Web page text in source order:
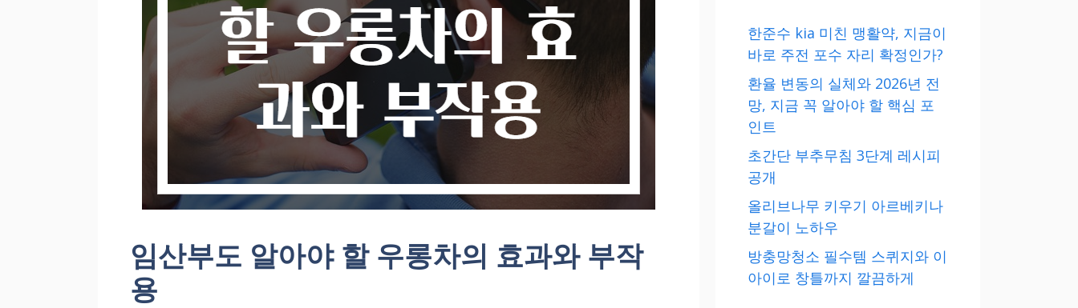
임산부도 알아야 할 우롱차의 효과와 부작
용
한준수 kia 미친 맹활약, 지금이
바로 주전 포수 자리 확정인가?
환율 변동의 실체와 2026년 전
망, 지금 꼭 알아야 할 핵심 포
인트
초간단 부추무침 3단계 레시피
공개
올리브나무 키우기 아르베키나
분갈이 노하우
방충망청소 필수템 스퀴지와 이
아이로 창틀까지 깔끔하게